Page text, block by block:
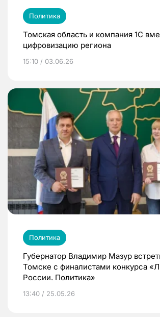
Политика
Томская область и компания 1С
цифровизацию региона
15:10 / 03.06.26
Политика
Губернатор Владимир Мазур
Томске с финалистами конкурса
России. Политика»
13:40 / 25.05.26